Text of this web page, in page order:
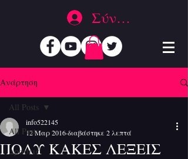
Σύνδεση
Ανάρτηση
All Posts
Δράσεις
All Posts
ΠΟΛΥ ΚΑΚΕΣ ΛΕΞΕΙΣ
info522145
12 Μαρ 2016διαβάστηκε 2 λεπτά